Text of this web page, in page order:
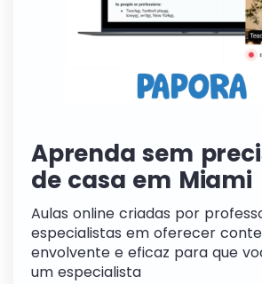
Aprenda sem
de casa em Miami
Aulas online criadas por
especialistas em oferecer
envolvente e eficaz para que
um especialista